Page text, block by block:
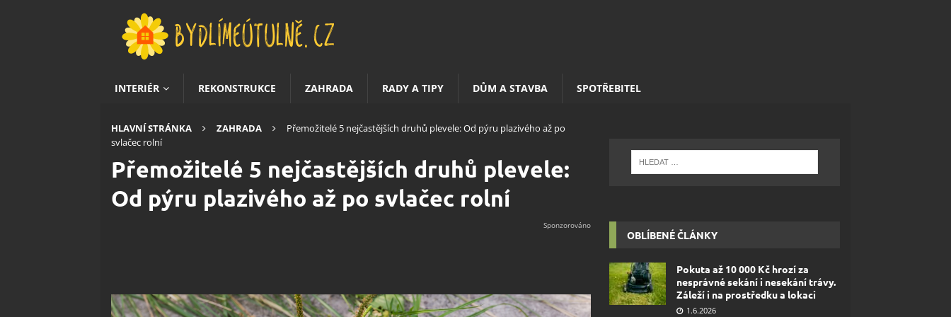
INTERIÉR REKONSTRUKCE ZAHRADA RADY A TIPY DŮM A STAVBA SPOTŘEBITEL
HLAVNÍ STRÁNKA ZAHRADA
Přemožitelé 5 nejčastějších druhů plevele: Od pýru plazivého až po
svlačec rolní
Přemožitelé 5 nejčastějších druhů plevele:
Od pýru plazivého až po svlačec rolní
OBLÍBENÉ ČLÁNKY
Pokuta až 10 000 Kč hrozí za
nesprávné sekání i nesekání trávy.
Záleží i na prostředku a lokaci
1.6.2026